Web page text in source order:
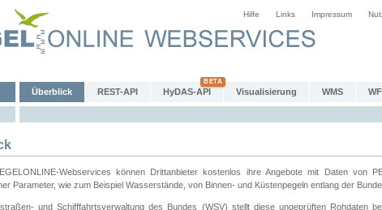
Hilfe Links Impressum
Überblick REST-API HyDAS-API Visualisierung WMS
Webservices können Drittanbieter kostenlos ihre Angebote mit Daten von
Parameter, wie zum Beispiel Wasserstände, von Binnen- und Küstenpegeln entlang der
und Schifffahrtsverwaltung des Bundes (WSV) stellt diese ungeprüften Rohdaten